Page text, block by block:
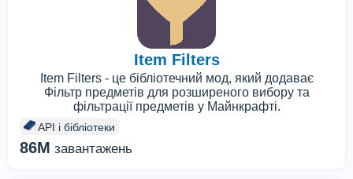
Item Filters
Item Filters - це бібліотечний мод, який додаває
Фільтр предметів для розширеного вибору та
фільтрації предметів у Майнкрафті.
API і бібліотеки
86M завантажень